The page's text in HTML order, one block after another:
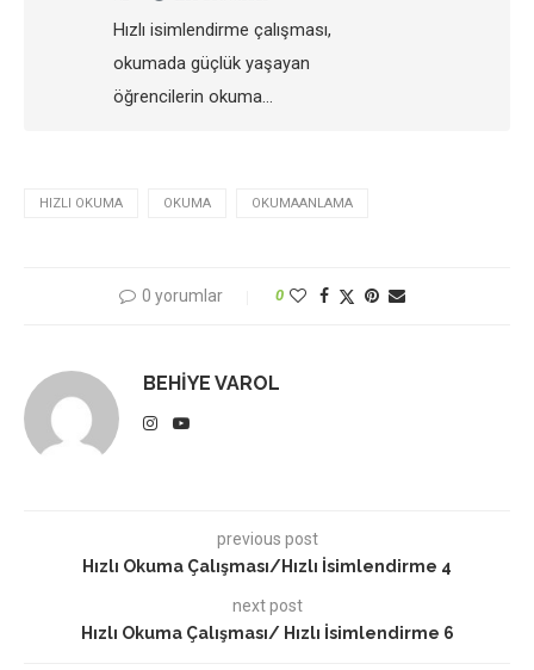
Hızlı isimlendirme çalışması,
okumada güçlük yaşayan
öğrencilerin okuma…
HIZLI OKUMA OKUMA OKUMAANLAMA
0 yorumlar 0
BEHIYE VAROL
previous post
Hızlı Okuma Çalışması/Hızlı İsimlendirme 4
next post
Hızlı Okuma Çalışması/ Hızlı İsimlendirme 6